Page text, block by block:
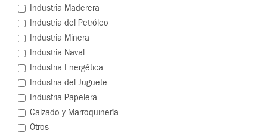
Industria Maderera
Industria del Petróleo
Industria Minera
Industria Naval
Industria Energética
Industria del Juguete
Industria Papelera
Calzado y Marroquinería
Otros